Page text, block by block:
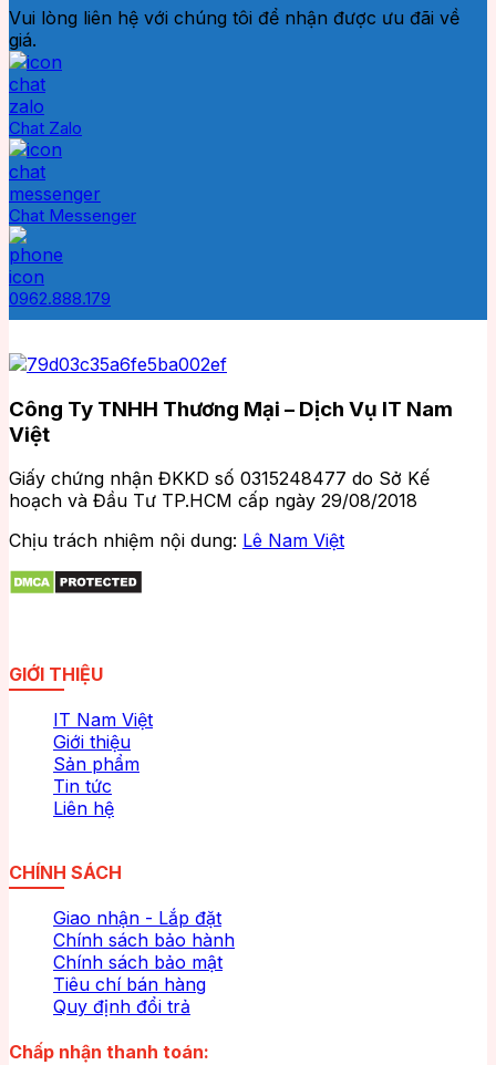
Vui lòng liên hệ với chúng tôi để nhận được ưu đãi về
giá.
Chat Zalo
Chat Messenger
0962.888.179
Công Ty TNHH Thương Mại – Dịch Vụ IT Nam
Việt
Giấy chứng nhận ĐKKD số 0315248477 do Sở Kế
hoạch và Đầu Tư TP.HCM cấp ngày 29/08/2018
Chịu trách nhiệm nội dung: Lê Nam Việt
GIỚI THIỆU
IT Nam Việt
Giới thiệu
Sản phẩm
Tin tức
Liên hệ
CHÍNH SÁCH
Giao nhận - Lắp đặt
Chính sách bảo hành
Chính sách bảo mật
Tiêu chí bán hàng
Quy định đổi trả
Chấp nhận thanh toán: